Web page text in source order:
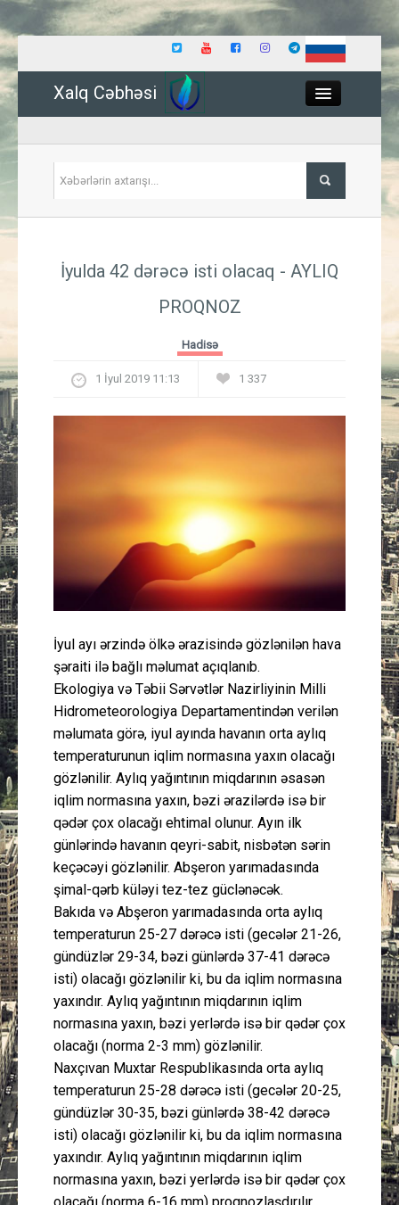
Xalq Cəbhəsi
İqtisadiyyat
Güney Azərbaycan
Müsahibə
İdman
Layihə
Gündəm
Cəmiyyət
Peşə etikası
Əlaqə
İyulda 42 dərəcə isti olacaq - AYLIQ
PROQNOZ
Hadisə
1 İyul 2019 11:13 1 337
İyul ayı ərzində ölkə ərazisində gözlənilən hava
şəraiti ilə bağlı məlumat açıqlanıb.
Ekologiya və Təbii Sərvətlər Nazirliyinin Milli
Hidrometeorologiya Departamentindən verilən
məlumata görə, iyul ayında havanın orta aylıq
temperaturunun iqlim normasına yaxın olacağı
gözlənilir. Aylıq yağıntının miqdarının əsasən
iqlim normasına yaxın, bəzi ərazilərdə isə bir
qədər çox olacağı ehtimal olunur. Ayın ilk
günlərində havanın qeyri-sabit, nisbətən sərin
keçəcəyi gözlənilir. Abşeron yarımadasında
şimal-qərb küləyi tez-tez güclənəcək.
Bakıda və Abşeron yarımadasında orta aylıq
temperaturun 25-27 dərəcə isti (gecələr 21-26,
gündüzlər 29-34, bəzi günlərdə 37-41 dərəcə
isti) olacağı gözlənilir ki, bu da iqlim normasına
yaxındır. Aylıq yağıntının miqdarının iqlim
normasına yaxın, bəzi yerlərdə isə bir qədər çox
olacağı (norma 2-3 mm) gözlənilir.
Naxçıvan Muxtar Respublikasında orta aylıq
temperaturun 25-28 dərəcə isti (gecələr 20-25,
gündüzlər 30-35, bəzi günlərdə 38-42 dərəcə
isti) olacağı gözlənilir ki, bu da iqlim normasına
yaxındır. Aylıq yağıntının miqdarının iqlim
normasına yaxın, bəzi yerlərdə isə bir qədər çox
olacağı (norma 6-16 mm) proqnozlaşdırılır.